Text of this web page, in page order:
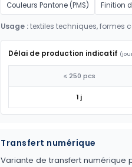
Couleurs Pantone (PMS) Finition
Usage :textiles techniques, formes
Délai de production indicatif
≤ 250 pcs
1 j
Transfert numérique
Variante de transfert numérique